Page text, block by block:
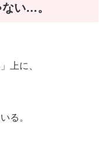
い…。
上に、
る。